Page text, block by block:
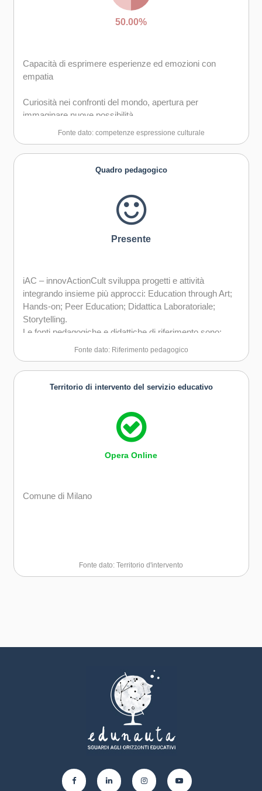
50.00%
Capacità di esprimere esperienze ed emozioni con
empatia
Curiosità nei confronti del mondo, apertura per
immaginare nuove possibilità
Fonte dato: competenze espressione culturale
Quadro pedagogico
Presente
iAC – innovActionCult sviluppa progetti e attività
integrando insieme più approcci: Education through Art;
Hands-on; Peer Education; Didattica Laboratoriale;
Storytelling.
Le fonti pedagogiche e didattiche di riferimento sono:
John Dewey, Mario Lodi, Maria Montessori e Bruno
Fonte dato: Riferimento pedagogico
Territorio di intervento del servizio educativo
Opera Online
Comune di Milano
Fonte dato: Territorio d'intervento